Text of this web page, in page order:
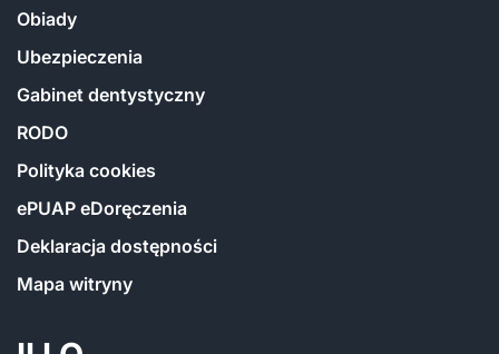
Obiady
Ubezpieczenia
Gabinet dentystyczny
RODO
Polityka cookies
ePUAP eDoręczenia
Deklaracja dostępności
Mapa witryny